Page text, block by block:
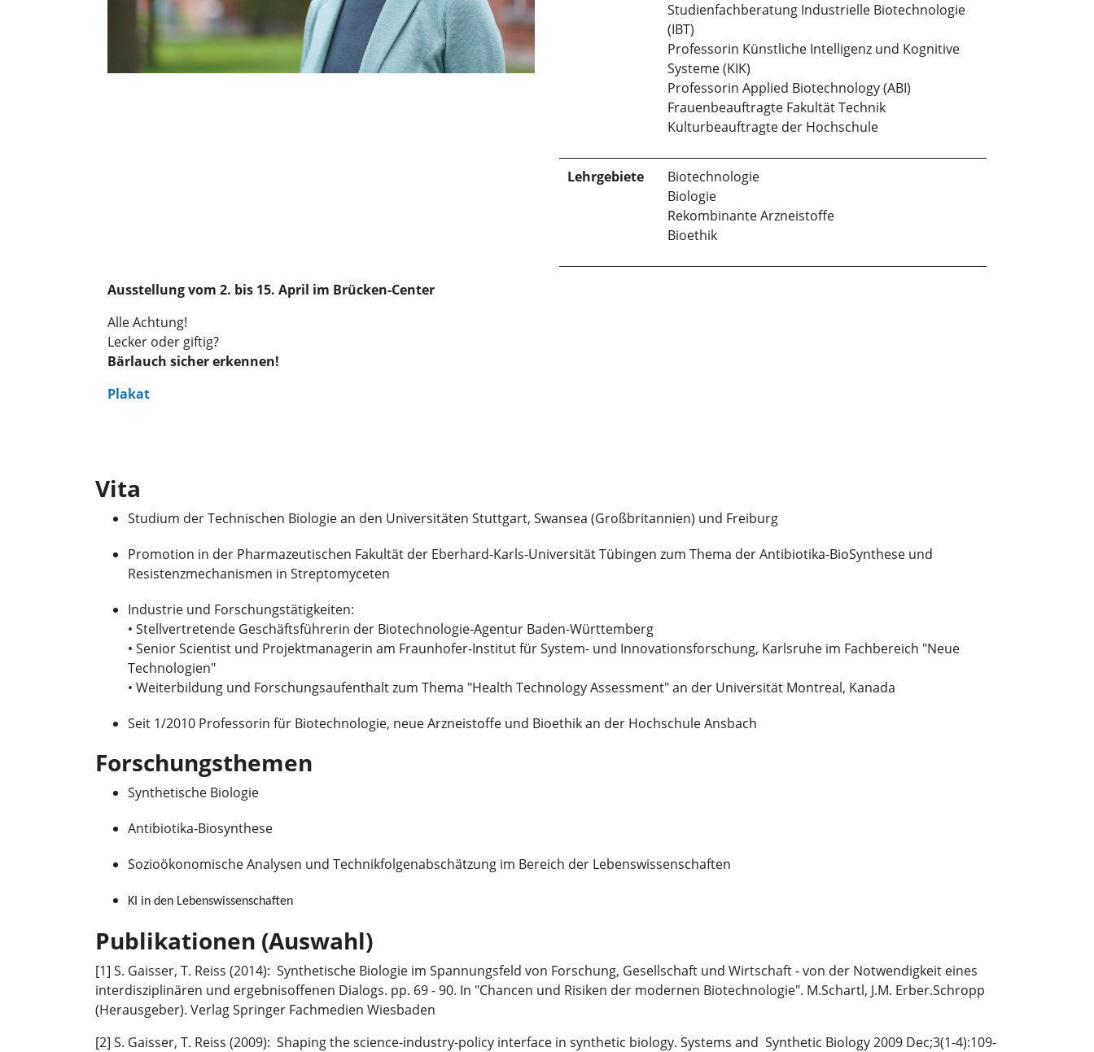
Studienfachberatung Industrielle Biotechnologie
(IBT)
Professorin Künstliche Intelligenz und Kognitive
Systeme (KIK)
Professorin Applied Biotechnology (ABI)
Frauenbeauftragte Fakultät Technik
Kulturbeauftragte der Hochschule
Lehrgebiete
Biotechnologie
Biologie
Rekombinante Arzneistoffe
Bioethik
Ausstellung vom 2. bis 15. April im Brücken-Center
Alle Achtung!
Lecker oder giftig?
Bärlauch sicher erkennen!
Plakat
Vita
Studium der Technischen Biologie an den Universitäten Stuttgart, Swansea (Großbritannien) und Freiburg
Promotion in der Pharmazeutischen Fakultät der Eberhard-Karls-Universität Tübingen zum Thema der Antibiotika-BioSynthese und
Resistenzmechanismen in Streptomyceten
Industrie und Forschungstätigkeiten:
• Stellvertretende Geschäftsführerin der Biotechnologie-Agentur Baden-Württemberg
• Senior Scientist und Projektmanagerin am Fraunhofer-Institut für System- und Innovationsforschung, Karlsruhe im Fachbereich "Neue
Technologien"
• Weiterbildung und Forschungsaufenthalt zum Thema "Health Technology Assessment" an der Universität Montreal, Kanada
Seit 1/2010 Professorin für Biotechnologie, neue Arzneistoffe und Bioethik an der Hochschule Ansbach
Forschungsthemen
Synthetische Biologie
Antibiotika-Biosynthese
Sozioökonomische Analysen und Technikfolgenabschätzung im Bereich der Lebenswissenschaften
KI in den Lebenswissenschaften
Publikationen (Auswahl)
[1] S. Gaisser, T. Reiss (2014): Synthetische Biologie im Spannungsfeld von Forschung, Gesellschaft und Wirtschaft - von der Notwendigkeit eines
interdisziplinären und ergebnisoffenen Dialogs. pp. 69 - 90. In "Chancen und Risiken der modernen Biotechnologie". M.Schartl, J.M. Erber.Schropp
(Herausgeber). Verlag Springer Fachmedien Wiesbaden
[2] S. Gaisser, T. Reiss (2009): Shaping the science-industry-policy interface in synthetic biology. Systems and Synthetic Biology 2009 Dec;3(1-4):109-